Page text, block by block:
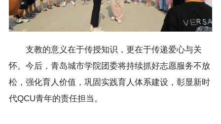
支教的意义在于传授知识，更在于传递爱心与关
怀。今后，青岛城市学院团委将持续抓好志愿服务不放
松，强化育人价值，巩固实践育人体系建设，彰显新时
代QCU青年的责任担当。